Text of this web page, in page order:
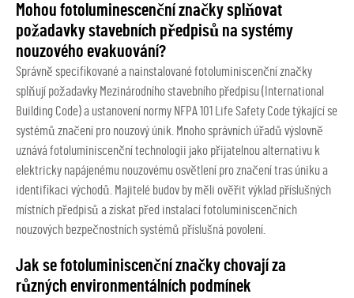
Mohou fotoluminescenční značky splňovat
požadavky stavebních předpisů na systémy
nouzového evakuování?
Správně specifikované a nainstalované fotoluminiscenční značky
splňují požadavky Mezinárodního stavebního předpisu (International
Building Code) a ustanovení normy NFPA 101 Life Safety Code týkající se
systémů značení pro nouzový únik. Mnoho správních úřadů výslovně
uznává fotoluminiscenční technologii jako přijatelnou alternativu k
elektricky napájenému nouzovému osvětlení pro značení tras úniku a
identifikaci východů. Majitelé budov by měli ověřit výklad příslušných
místních předpisů a získat před instalací fotoluminiscenčních
nouzových bezpečnostních systémů příslušná povolení.
Jak se fotoluminiscenční značky chovají za
různých environmentálních podmínek